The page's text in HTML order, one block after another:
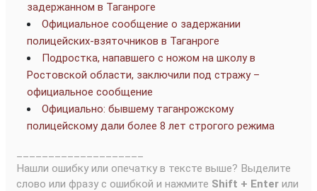
задержанном в Таганроге
Официальное сообщение о задержании
полицейских-взяточников в Таганроге
Подростка, напавшего с ножом на школу в
Ростовской области, заключили под стражу –
официальное сообщение
Официально: бывшему таганрожскому
полицейскому дали более 8 лет строгого режима
Нашли ошибку или опечатку в тексте выше? Выделите
слово или фразу с ошибкой и нажмите Shift + Enter или